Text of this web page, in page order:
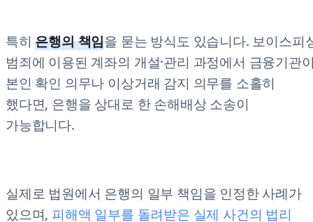
특히은행의 책임을 묻는 방식도 있습니다. 보이스피
범죄에 이용된 계좌의 개설·관리 과정에서 금융기관
본인 확인 의무나 이상거래 감지 의무를 소홀히
했다면, 은행을 상대로 한 손해배상 소송이
가능합니다.
실제로 법원에서 은행의 일부 책임을 인정한 사례가
있으며, 피해액 일부를 돌려받은 실제 사건의 법리